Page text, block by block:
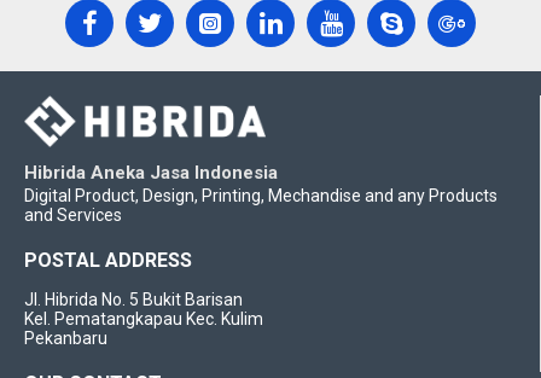
Hibrida Aneka Jasa Indonesia
Digital Product, Design, Printing, Mechandise and any Products
and Services
POSTAL ADDRESS
Jl. Hibrida No. 5 Bukit Barisan
Kel. Pematangkapau Kec. Kulim
Pekanbaru